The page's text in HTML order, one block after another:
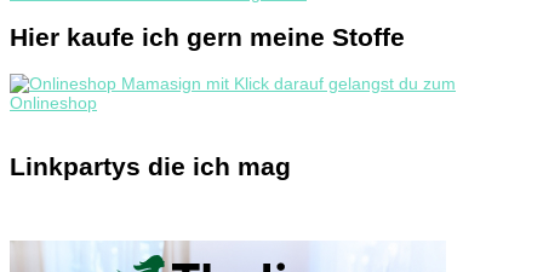
Hier kaufe ich gern meine Stoffe
Linkpartys die ich mag